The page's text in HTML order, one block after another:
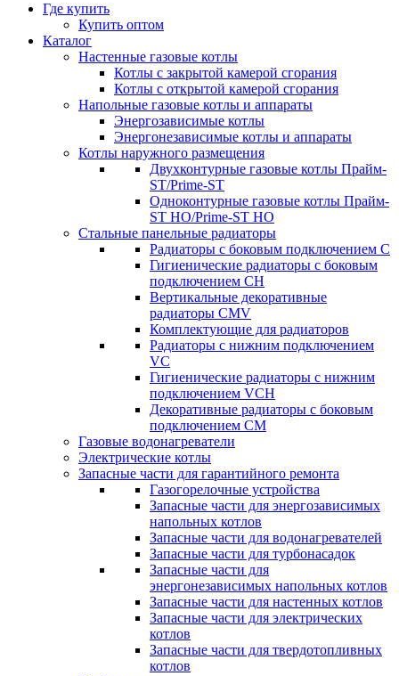
Где купить
Купить оптом
Каталог
Настенные газовые котлы
Котлы с закрытой камерой сгорания
Котлы с открытой камерой сгорания
Напольные газовые котлы и аппараты
Энергозависимые котлы
Энергонезависимые котлы и аппараты
Котлы наружного размещения
Двухконтурные газовые котлы Прайм-
ST/Prime-ST
Одноконтурные газовые котлы Прайм-
ST HO/Prime-ST HO
Стальные панельные радиаторы
Радиаторы c боковым подключением C
Гигиенические радиаторы c боковым
подключением CH
Вертикальные декоративные
радиаторы CMV
Комплектующие для радиаторов
Радиаторы c нижним подключением
VC
Гигиенические радиаторы c нижним
подключением VCH
Декоративные радиаторы с боковым
подключением CM
Газовые водонагреватели
Электрические котлы
Запасные части для гарантийного ремонта
Газогорелочные устройства
Запасные части для энергозависимых
напольных котлов
Запасные части для водонагревателей
Запасные части для турбонасадок
Запасные части для
энергонезависимых напольных котлов
Запасные части для настенных котлов
Запасные части для электрических
котлов
Запасные части для твердотопливных
котлов